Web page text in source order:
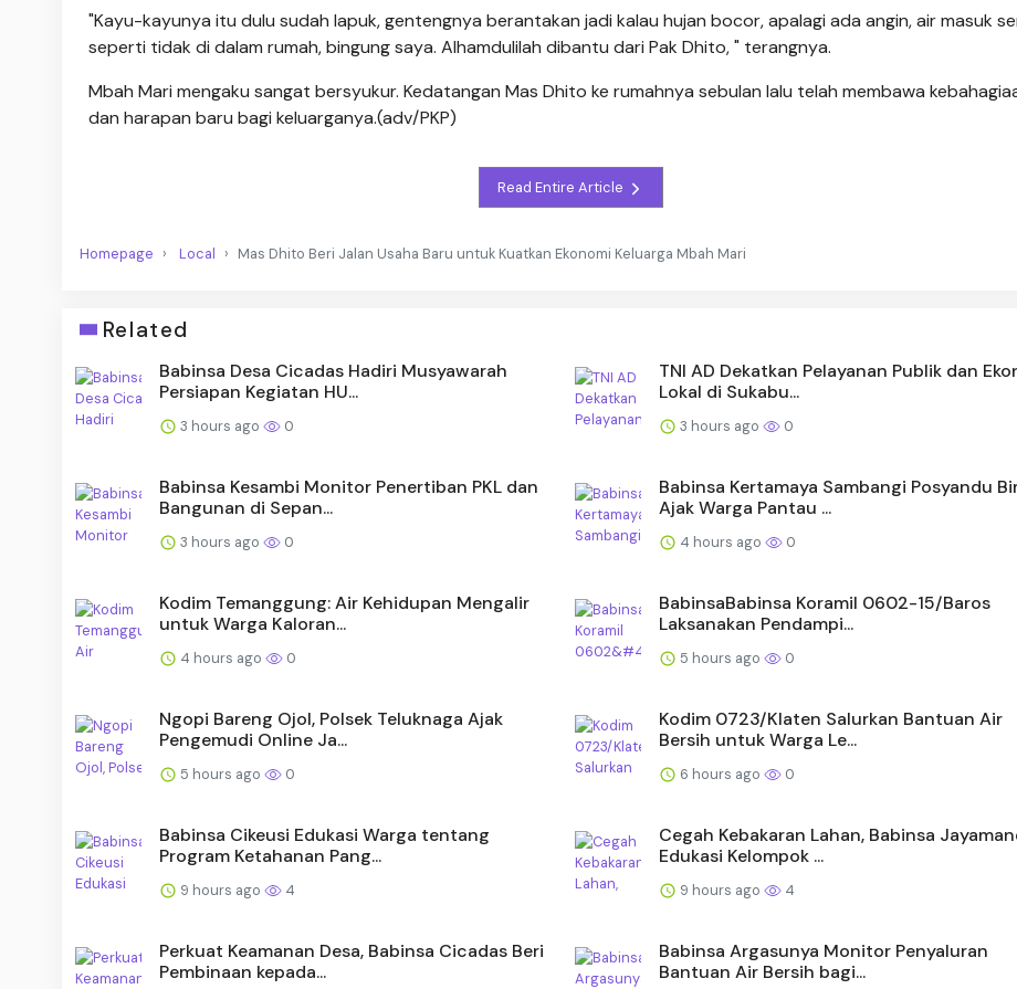
"Kayu-kayunya itu dulu sudah lapuk, gentengnya berantakan jadi kalau hujan bocor, apalagi ada angin, air masuk
seperti tidak di dalam rumah, bingung saya. Alhamdulilah dibantu dari Pak Dhito, " terangnya.
Mbah Mari mengaku sangat bersyukur. Kedatangan Mas Dhito ke rumahnya sebulan lalu telah membawa
dan harapan baru bagi keluarganya.(adv/PKP)
Read Entire Article
Homepage Local Mas Dhito Beri Jalan Usaha Baru untuk Kuatkan Ekonomi Keluarga Mbah Mari
Related
Babinsa Desa Cicadas Hadiri Musyawarah
Persiapan Kegiatan HU...
3 hours ago 0
TNI AD Dekatkan Pelayanan Publik dan
Lokal di Sukabu...
3 hours ago 0
Babinsa Kesambi Monitor Penertiban PKL dan
Bangunan di Sepan...
3 hours ago 0
Babinsa Kertamaya Sambangi Posyandu
Ajak Warga Pantau ...
4 hours ago 0
Kodim Temanggung: Air Kehidupan Mengalir
untuk Warga Kaloran...
4 hours ago 0
BabinsaBabinsa Koramil 0602-15/Baros
Laksanakan Pendampi...
5 hours ago 0
Ngopi Bareng Ojol, Polsek Teluknaga Ajak
Pengemudi Online Ja...
5 hours ago 0
Kodim 0723/Klaten Salurkan Bantuan Air
Bersih untuk Warga Le...
6 hours ago 0
Babinsa Cikeusi Edukasi Warga tentang
Program Ketahanan Pang...
9 hours ago 4
Cegah Kebakaran Lahan, Babinsa
Edukasi Kelompok ...
9 hours ago 4
Perkuat Keamanan Desa, Babinsa Cicadas Beri
Pembinaan kepada...
Babinsa Argasunya Monitor Penyaluran
Bantuan Air Bersih bagi...